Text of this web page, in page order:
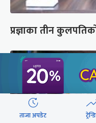
प्रज्ञाका तीन
ताजा अपडेट